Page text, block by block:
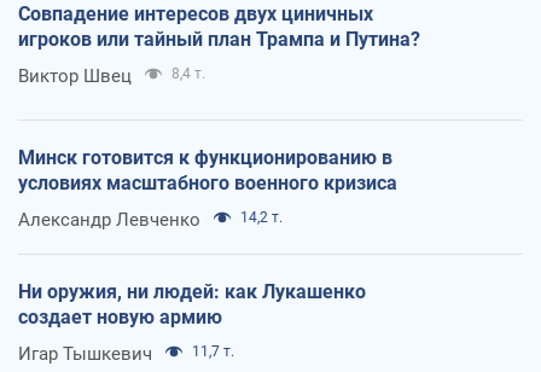
Совпадение интересов двух циничных
игроков или тайный план Трампа и Путина?
Виктор Швец 8,4 т.
Минск готовится к функционированию в
условиях масштабного военного кризиса
Александр Левченко 14,2 т.
Ни оружия, ни людей: как Лукашенко
создает новую армию
Игар Тышкевич 11,7 т.